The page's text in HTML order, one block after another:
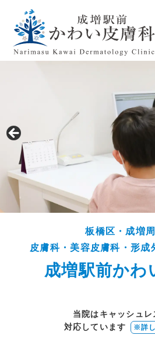
板橋区・成増
皮膚科・美容皮膚科・形成
成増駅前かわ
当院はキャッシュレ
対応しています
※詳
初めての患者様へ
診療案内
診療科から探す
皮膚科（一般・小児） 美
皮膚外科・形成外科 ア
症状から探す
治療方法から探す